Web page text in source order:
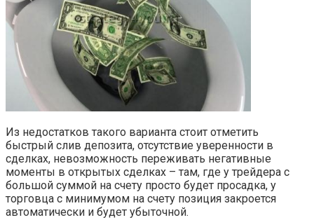
Из недостатков такого варианта стоит отметить
быстрый слив депозита, отсутствие уверенности в
сделках, невозможность переживать негативные
моменты в открытых сделках – там, где у трейдера с
большой суммой на счету просто будет просадка, у
торговца с минимумом на счету позиция закроется
автоматически и будет убыточной.